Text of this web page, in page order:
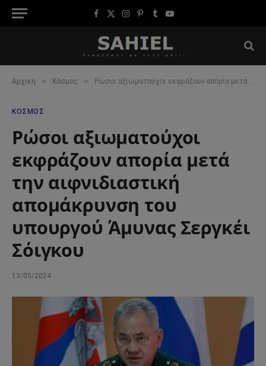
Facebook
X
Instagram
Pinterest
TumblrYouTube
Αρχική » Κόσμος » Ρώσοι αξιωματούχοι εκφράζουν απορία μετά την αιφνιδιαστική απομάκρυνση του υπουργού Άμυνας Σεργκέι Σόιγκου
ΚΌΣΜΟΣ
Ρώσοι αξιωματούχοι
εκφράζουν απορία μετά
την αιφνιδιαστική
απομάκρυνση του
υπουργού Άμυνας Σεργκέι
Σόιγκου
13/05/2024